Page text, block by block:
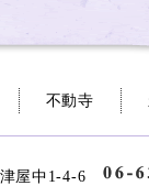
不動寺
屋中1-4-6